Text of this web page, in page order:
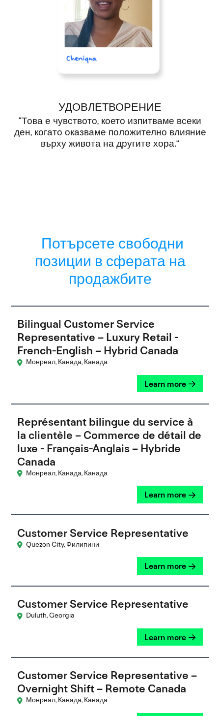
УДОВЛЕТВОРЕНИЕ
“Това е чувството, което изпитваме всеки
ден, когато оказваме положително влияние
върху живота на другите хора.“
Потърсете свободни
позиции в сферата на
продажбите
Bilingual Customer Service
Representative – Luxury Retail -
French-English – Hybrid Canada
Монреал, Канада, Канада
Learn more
Représentant bilingue du service à
la clientèle – Commerce de détail de
luxe - Français-Anglais – Hybride
Canada
Монреал, Канада, Канада
Learn more
Customer Service Representative
Quezon City, Филипини
Learn more
Customer Service Representative
Duluth, Georgia
Learn more
Customer Service Representative –
Overnight Shift – Remote Canada
Монреал, Канада, Канада